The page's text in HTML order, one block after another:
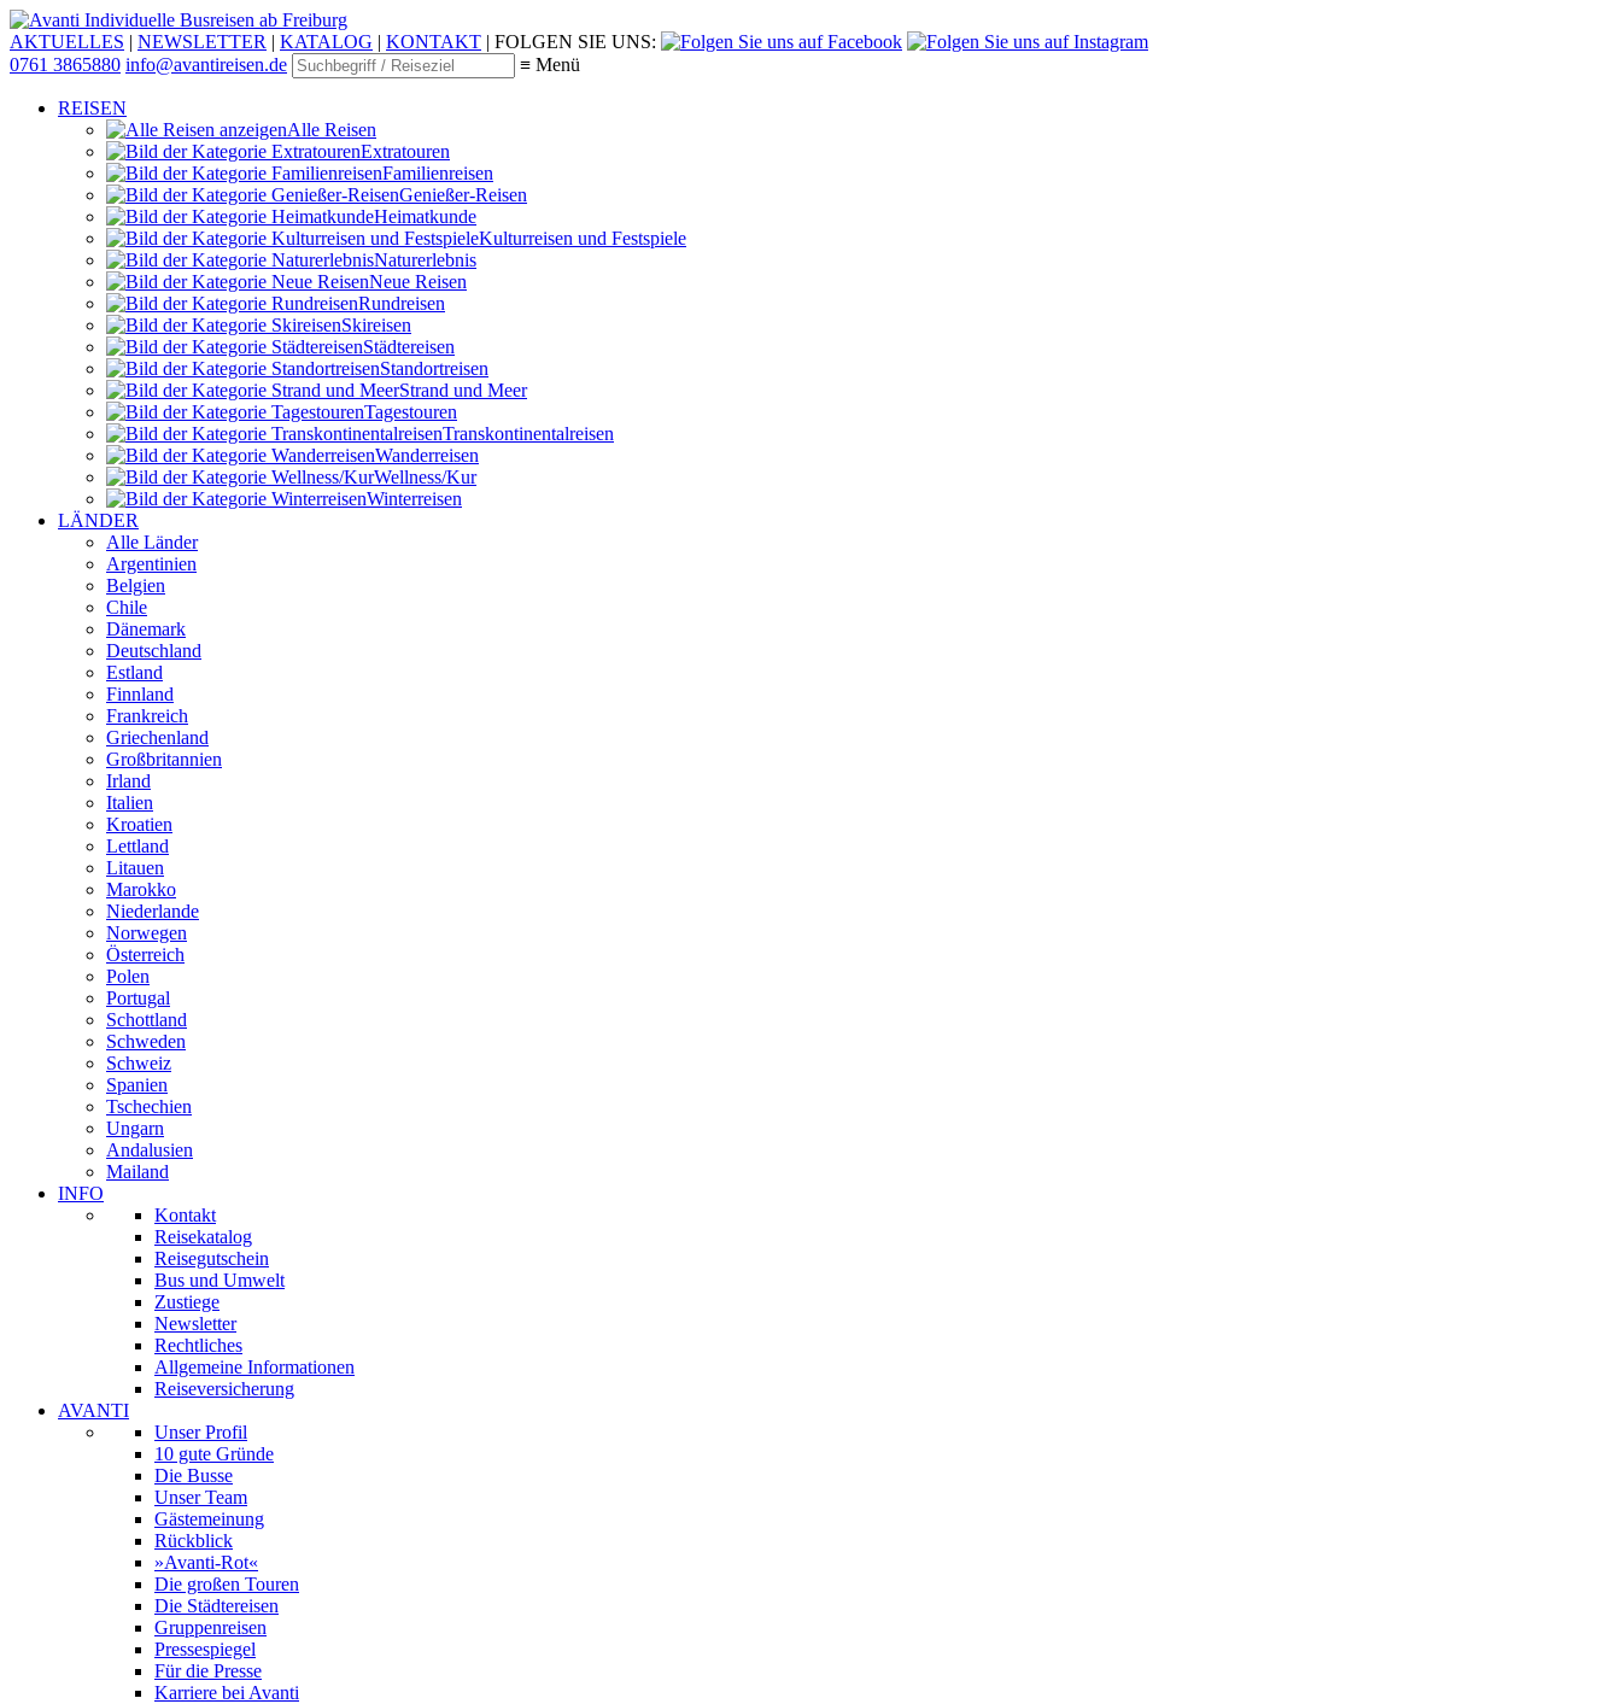
Individuelle Busreisen ab Freiburg
AKTUELLES | NEWSLETTER | KATALOG | KONTAKT | FOLGEN SIE UNS:
0761 3865880 info@avantireisen.de ≡ Menü
REISEN
Alle Reisen
Extratouren
Familien­reisen
Genießer-Reisen
Heimatkunde
Kultur­reisen und Festspiele
Naturerlebnis
Neue Reisen
Rund­reisen
Ski­reisen
Städte­reisen
Standort­reisen
Strand und Meer
Tagestouren
Transkontinental­reisen
Wander­reisen
Wellness/Kur
Winter­reisen
LÄNDER
Alle Länder
Argentinien
Belgien
Chile
Dänemark
Deutschland
Estland
Finnland
Frankreich
Griechenland
Großbritannien
Irland
Italien
Kroatien
Lettland
Litauen
Marokko
Niederlande
Norwegen
Österreich
Polen
Portugal
Schottland
Schweden
Schweiz
Spanien
Tschechien
Ungarn
Andalusien
Mailand
INFO
Kontakt
Reisekatalog
Reisegutschein
Bus und Umwelt
Zustiege
Newsletter
Rechtliches
Allgemeine Informationen
Reiseversicherung
AVANTI
Unser Profil
10 gute Gründe
Die Busse
Unser Team
Gästemeinung
Rückblick
»Avanti-Rot«
Die großen Touren
Die Städtereisen
Gruppenreisen
Pressespiegel
Für die Presse
Karriere bei Avanti